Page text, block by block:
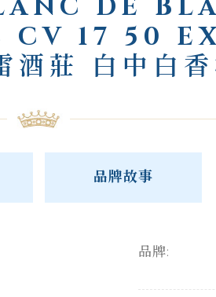
DE
CV 17 50
酒莊 白中白香
品牌故事
品牌: